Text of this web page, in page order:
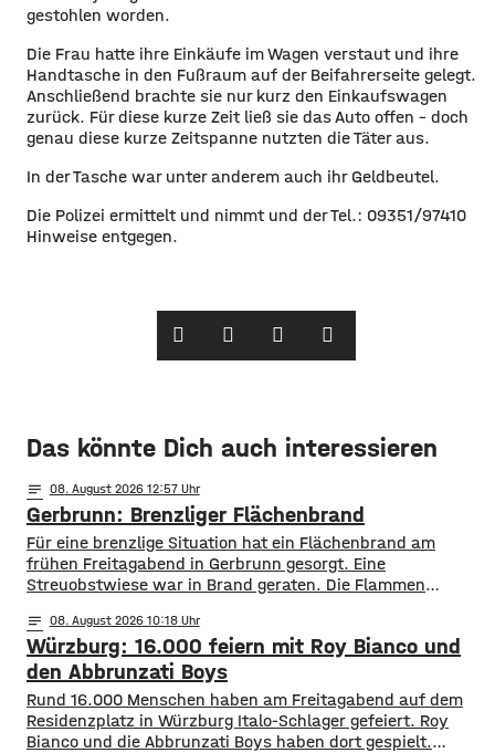
gestohlen worden.
Die Frau hatte ihre Einkäufe im Wagen verstaut und ihre
Handtasche in den Fußraum auf der Beifahrerseite gelegt.
Anschließend brachte sie nur kurz den Einkaufswagen
zurück. Für diese kurze Zeit ließ sie das Auto offen – doch
genau diese kurze Zeitspanne nutzten die Täter aus.
In der Tasche war unter anderem auch ihr Geldbeutel.
Die Polizei ermittelt und nimmt und der Tel.: 09351/97410
Hinweise entgegen.
Das könnte Dich auch interessieren
notes 08. August 2026 12:57
Gerbrunn: Brenzliger Flächenbrand
Für eine brenzlige Situation hat ein Flächenbrand am
frühen Freitagabend in Gerbrunn gesorgt. Eine
Streuobstwiese war in Brand geraten. Die Flammen
Fläche von mehreren hundert Quadratmetern aus. Auch
vier Bäume standen in Flammen. Zudem kamen die
Flammen auch einer Kleingartenanlage und fünf
Wohnhäusern immer näher. Den Feuerwehren
notes 08. August 2026 10:18
Würzburg: 16.000 feiern mit Roy Bianco und
den Abbrunzati Boys
Rund 16.000 Menschen haben am Freitagabend auf dem
Residenzplatz in Würzburg Italo-Schlager gefeiert. Roy
Bianco und die Abbrunzati Boys haben dort gespielt.